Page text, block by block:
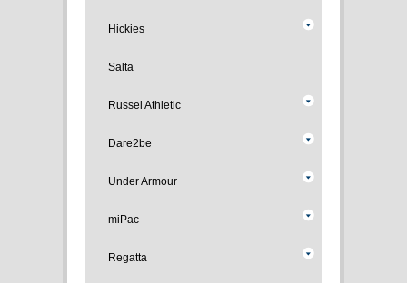
Hickies
Salta
Russel Athletic
Dare2be
Under Armour
miPac
Regatta